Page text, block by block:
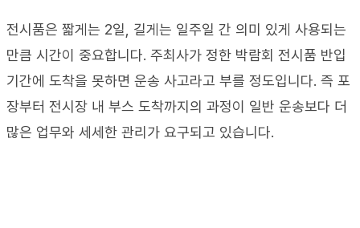
전시품은 짧게는 2일
길게는 일주일 간 의미 있게 사용되는
만큼 시간이 중요합니다. 주최사가 정한 박람회 전시품 반입
기간에 도착을 못하면 운송 사고라고 부를 정도입니다. 즉 포
장부터 전시장 내 부스 도착까지의 과정이 일반 운송보다 더
많은 업무와 세세한 관리가 요구되고 있습니다.